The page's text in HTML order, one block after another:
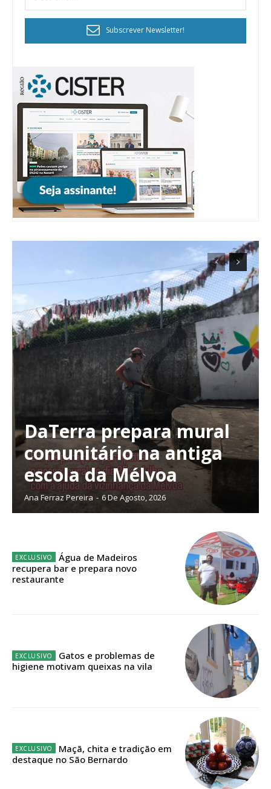
Ofertas para assinatura anual
Escolha o plano
ASSINATURA
DIGITAL ANUAL
16€
12 meses
Acesso aos conteúdos Exclusivos para
Ofertas para assinatura anual
Escolha o plano
Subscrever Newsletter!
DaTerra prepara mural
comunitário na antiga
escola da Mélvoa
Ana Ferraz Pereira - 6 De Agosto, 2026
Água de Madeiros
recupera bar e prepara novo
restaurante
Gatos e problemas de
higiene motivam queixas na vila
Maçã, chita e tradição em
destaque no São Bernardo